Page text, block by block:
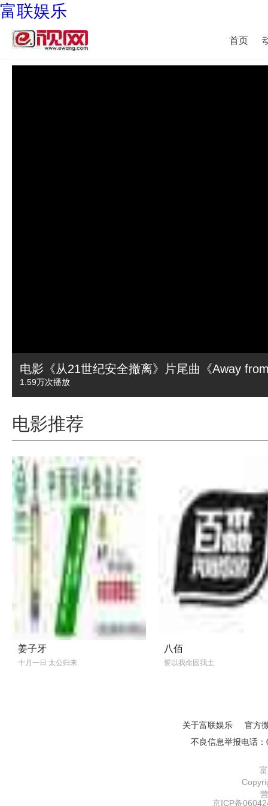
富联娱乐
首页
电影《从21世纪安全撤离》片尾曲《Away
1.59万次播放
电影推荐
姜子牙
十月一日 太公归来
八佰
誓以我命固我土
关于富联娱乐
官方
不良信息举报电话
京ICP备